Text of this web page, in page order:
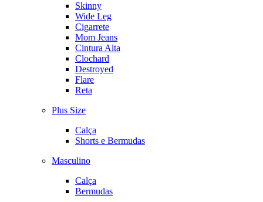
Skinny
Wide Leg
Cigarrete
Mom Jeans
Cintura Alta
Clochard
Destroyed
Flare
Reta
Plus Size
Calça
Shorts e Bermudas
Masculino
Calça
Bermudas